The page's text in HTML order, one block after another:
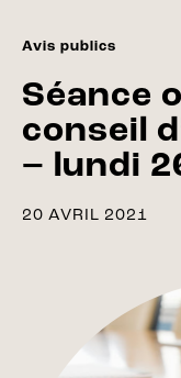
Avis publics
Séance
conseil
– lundi
20 AVRIL 2021